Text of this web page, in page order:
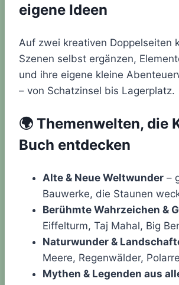
eigene Ideen
Auf zwei kreativen Doppelseiten
Szenen selbst ergänzen,
und ihre eigene kleine
– von Schatzinsel bis Lagerplatz.
🌍 Themenwelten, die
Buch entdecken
Alte & Neue Weltwunder –
Bauwerke, die Staunen
Berühmte Wahrzeichen &
Eiffelturm, Taj Mahal, Big
Naturwunder &
Meere, Regenwälder,
Mythen & Legenden aus